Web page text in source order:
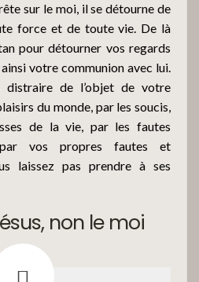
sur le moi, il se détourne de
force et de toute vie. De là
pour détourner vos regards
votre communion avec lui.
distraire de l’objet de votre
du monde, par les soucis,
de la vie, par les fautes
vos propres fautes et
laissez pas prendre à ses
non le moi